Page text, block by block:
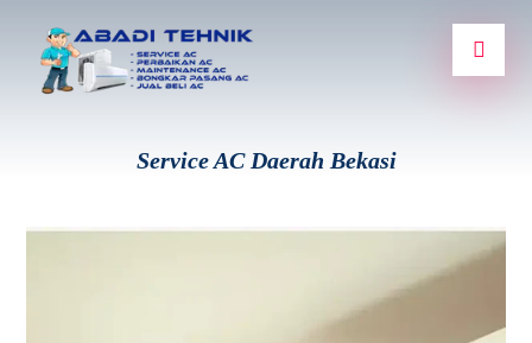
Service AC Daerah Bekasi